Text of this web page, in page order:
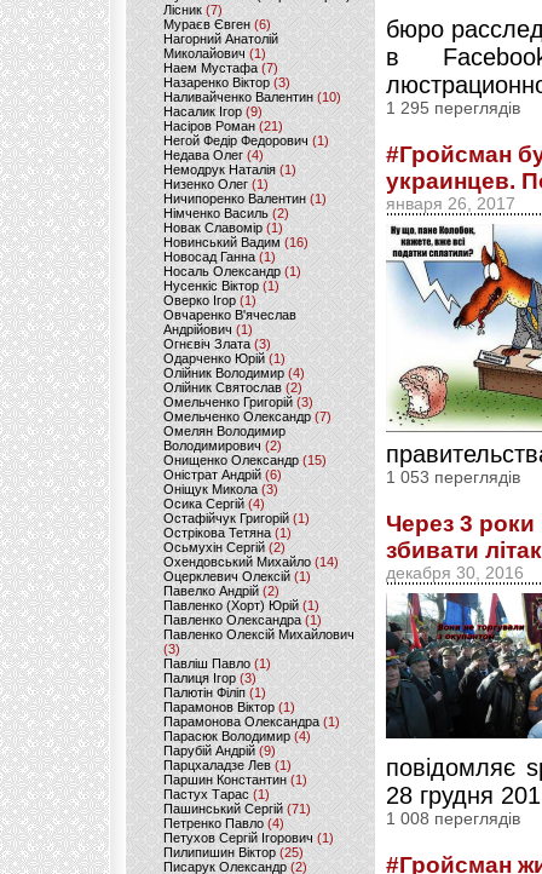
Лісник (7)
Мураєв Євген(6)
Нагорний Анатолій
Миколайович (1)
Наем Мустафа (7)
Назаренко Віктор (3)
Наливайченко Валентин (10)
Насалик Ігор(9)
Насіров Роман (21)
Негой Федір Федорович(1)
Недава Олег(4)
Немодрук Наталія(1)
Низенко Олег (1)
Ничипоренко Валентин (1)
Німченко Василь (2)
Новак Славомір (1)
Новинський Вадим (16)
Новосад Ганна (1)
Носаль Олександр (1)
Нусенкіс Віктор (1)
Оверко Ігор (1)
Овчаренко В'ячеслав
Андрійович(1)
Огнєвіч Злата (3)
Одарченко Юрій(1)
Олійник Володимир (4)
Олійник Святослав (2)
Омельченко Григорій (3)
Омельченко Олександр(7)
Омелян Володимир
Володимирович (2)
Онищенко Олександр (15)
Оністрат Андрій (6)
Оніщук Микола (3)
Осика Сергій(4)
Остафійчук Григорій(1)
Острікова Тетяна (1)
Осьмухін Сергій (2)
Охендовський Михайло (14)
Оцерклевич Олексій (1)
Павелко Андрій (2)
Павленко (Хорт) Юрій (1)
Павленко Олександра (1)
Павленко Олексій Михайлович
(3)
Павліш Павло(1)
Палиця Ігор (3)
Палютін Філіп(1)
Парамонов Віктор (1)
Парамонова Олександра(1)
Парасюк Володимир(4)
Парубій Андрій (9)
Парцхаладзе Лев (1)
Паршин Константин(1)
Пастух Тарас (1)
Пашинський Сергій (71)
Петренко Павло (4)
Петухов Сергій Ігорович (1)
Пилипишин Віктор(25)
Писарук Олександр(2)
бюро
в
1 295 переглядів
#Гройсман
украинцев.
января 26, 2017
1 053 переглядів
Через 3 роки
збивати
декабря 30, 2016
повідомляє
28 грудня
1 008 переглядів
#Гройсман